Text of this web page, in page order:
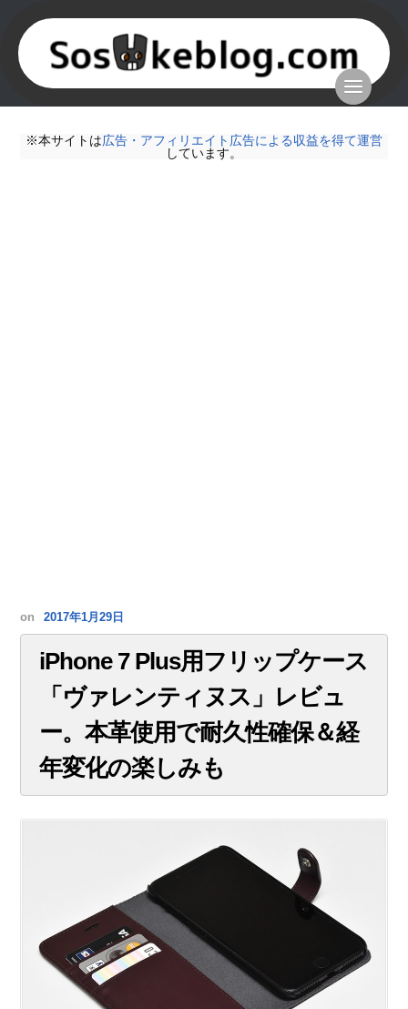
※本サイトは広告・アフィリエイト広告による収益を得て運営
しています。
on 2017年1月29日
iPhone 7 Plus用フリップケース
「ヴァレンティヌス」レビュ
ー。本革使用で耐久性確保＆経
年変化の楽しみも